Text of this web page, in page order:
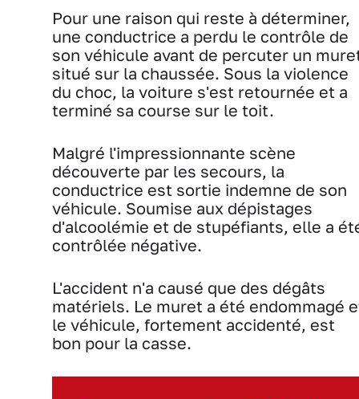
Pour une raison qui reste à déterminer,
une conductrice a perdu le contrôle de
son véhicule avant de percuter un
situé sur la chaussée. Sous la violence
du choc, la voiture s'est retournée et a
terminé sa course sur le toit.
Malgré l'impressionnante scène
découverte par les secours, la
conductrice est sortie indemne de son
véhicule. Soumise aux dépistages
d'alcoolémie et de stupéfiants, elle a
contrôlée négative.
L'accident n'a causé que des dégâts
matériels. Le muret a été endommagé
le véhicule, fortement accidenté, est
bon pour la casse.